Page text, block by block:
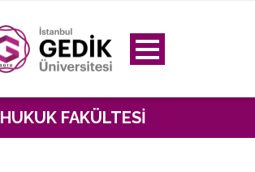
HUKUK FAKÜLTESI